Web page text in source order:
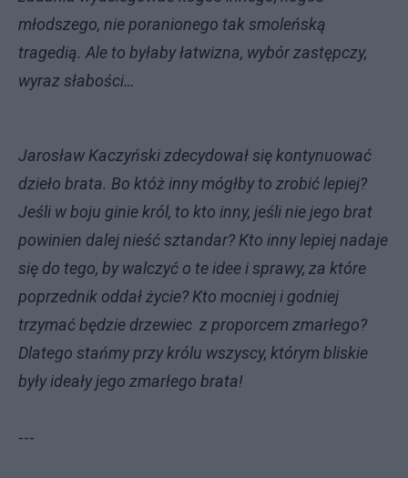
młodszego, nie poranionego tak smoleńską
tragedią. Ale to byłaby łatwizna, wybór zastępczy,
wyraz słabości…
Jarosław Kaczyński zdecydował się kontynuować
dzieło brata. Bo któż inny mógłby to zrobić lepiej?
Jeśli w boju ginie król, to kto inny, jeśli nie jego brat
powinien dalej nieść sztandar? Kto inny lepiej nadaje
się do tego, by walczyć o te idee i sprawy, za które
poprzednik oddał życie? Kto mocniej i godniej
trzymać będzie drzewiec z proporcem zmarłego?
Dlatego stańmy przy królu wszyscy, którym bliskie
były ideały jego zmarłego brata!
---